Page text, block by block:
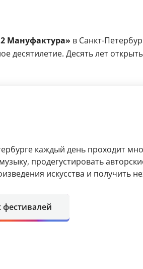
Мануфактура» в Санкт-
Десять лет
каждый день проходит
продегустировать
искусства и получить
фестивалей